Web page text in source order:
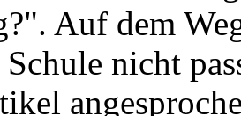
Auf dem
nicht